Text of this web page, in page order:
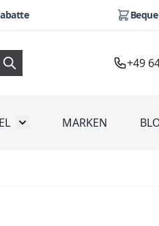
+49
Toggle submenu for
MARKEN